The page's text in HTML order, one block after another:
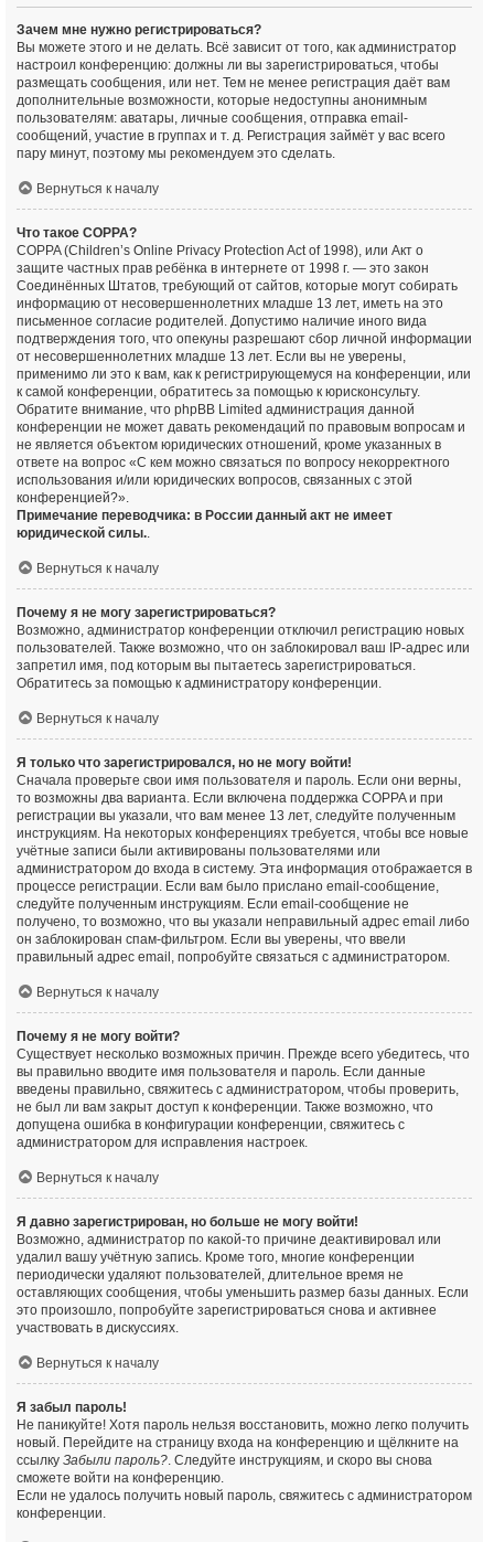
Зачем мне нужно регистрироваться?
Вы можете этого и не делать. Всё зависит от того, как администратор
настроил конференцию: должны ли вы зарегистрироваться, чтобы
размещать сообщения, или нет. Тем не менее регистрация даёт вам
дополнительные возможности, которые недоступны анонимным
пользователям: аватары, личные сообщения, отправка email-
сообщений, участие в группах и т. д. Регистрация займёт у вас всего
пару минут, поэтому мы рекомендуем это сделать.
Вернуться к началу
Что такое COPPA?
COPPA (Children’s Online Privacy Protection Act of 1998), или Акт о
защите частных прав ребёнка в интернете от 1998 г. — это закон
Соединённых Штатов, требующий от сайтов, которые могут собирать
информацию от несовершеннолетних младше 13 лет, иметь на это
письменное согласие родителей. Допустимо наличие иного вида
подтверждения того, что опекуны разрешают сбор личной информации
от несовершеннолетних младше 13 лет. Если вы не уверены,
применимо ли это к вам, как к регистрирующемуся на конференции, или
к самой конференции, обратитесь за помощью к юрисконсульту.
Обратите внимание, что phpBB Limited администрация данной
конференции не может давать рекомендаций по правовым вопросам и
не является объектом юридических отношений, кроме указанных в
ответе на вопрос «С кем можно связаться по вопросу некорректного
использования и/или юридических вопросов, связанных с этой
конференцией?».
Примечание переводчика: в России данный акт не имеет
юридической силы..
Вернуться к началу
Почему я не могу зарегистрироваться?
Возможно, администратор конференции отключил регистрацию новых
пользователей. Также возможно, что он заблокировал ваш IP-адрес или
запретил имя, под которым вы пытаетесь зарегистрироваться.
Обратитесь за помощью к администратору конференции.
Вернуться к началу
Я только что зарегистрировался, но не могу войти!
Сначала проверьте свои имя пользователя и пароль. Если они верны,
то возможны два варианта. Если включена поддержка COPPA и при
регистрации вы указали, что вам менее 13 лет, следуйте полученным
инструкциям. На некоторых конференциях требуется, чтобы все новые
учётные записи были активированы пользователями или
администратором до входа в систему. Эта информация отображается в
процессе регистрации. Если вам было прислано email-сообщение,
следуйте полученным инструкциям. Если email-сообщение не
получено, то возможно, что вы указали неправильный адрес email либо
он заблокирован спам-фильтром. Если вы уверены, что ввели
правильный адрес email, попробуйте связаться с администратором.
Вернуться к началу
Почему я не могу войти?
Существует несколько возможных причин. Прежде всего убедитесь, что
вы правильно вводите имя пользователя и пароль. Если данные
введены правильно, свяжитесь с администратором, чтобы проверить,
не был ли вам закрыт доступ к конференции. Также возможно, что
допущена ошибка в конфигурации конференции, свяжитесь с
администратором для исправления настроек.
Вернуться к началу
Я давно зарегистрирован, но больше не могу войти!
Возможно, администратор по какой-то причине деактивировал или
удалил вашу учётную запись. Кроме того, многие конференции
периодически удаляют пользователей, длительное время не
оставляющих сообщения, чтобы уменьшить размер базы данных. Если
это произошло, попробуйте зарегистрироваться снова и активнее
участвовать в дискуссиях.
Вернуться к началу
Я забыл пароль!
Не паникуйте! Хотя пароль нельзя восстановить, можно легко получить
новый. Перейдите на страницу входа на конференцию и щёлкните на
ссылку Забыли пароль?. Следуйте инструкциям, и скоро вы снова
сможете войти на конференцию.
Если не удалось получить новый пароль, свяжитесь с администратором
конференции.